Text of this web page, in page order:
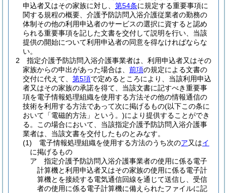
申込者又はその家族に対し、 第54条に規定する重要事項に
関する規程の概要、介護予防訪問入浴介護従業者の勤務の
体制その他の利用申込者のサービスの選択に資すると認め
られる重要事項を記した文書を交付して説明を行い、当該
提供の開始について利用申込者の同意を得なければならな
い。
2
指定介護予防訪問入浴介護事業者は、利用申込者又はその
家族からの申出があった場合は、 前項の規定による文書の
交付に代えて、 第5項で定めるところにより、当該利用申込
者又はその家族の承諾を得て、当該文書に記すべき重要事
項を電子情報処理組織を使用する方法その他の情報通信の
技術を利用する方法であって次に掲げるもの(以下この条に
おいて「電磁的方法」という。)により提供することができ
る。
この場合において、当該指定介護予防訪問入浴介護事
業者は、当該文書を交付したものとみなす。
(1)
電子情報処理組織を使用する方法のうち次のア又はイ
に掲げるもの
ア
指定介護予防訪問入浴介護事業者の使用に係る電子
計算機と利用申込者又はその家族の使用に係る電子計
算機とを接続する電気通信回線を通じて送信し、受信
者の使用に係る電子計算機に備えられたファイルに記